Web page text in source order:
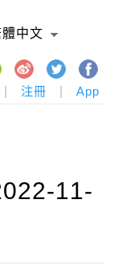
體中文
注冊 App
11-